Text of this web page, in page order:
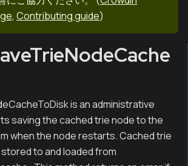
, Contributing guide)
is an administrative
saving the cached trie node to the
when the node restarts. Cached trie
to and loaded from